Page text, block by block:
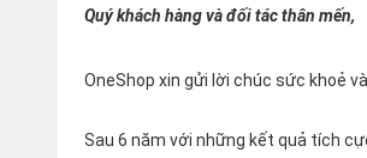
Quý khách hàng và đối tác thân mến,
OneShop xin gửi lời chúc sức khoẻ
Sau 6 năm với những kết quả tích